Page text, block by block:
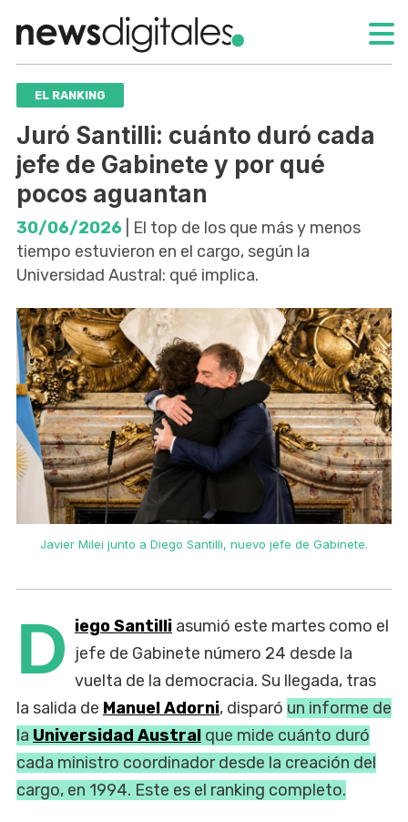
EL RANKING
Juró Santilli: cuánto duró cada
jefe de Gabinete y por qué
pocos aguantan
30/06/2026 | El top de los que más y menos
tiempo estuvieron en el cargo, según la
Universidad Austral: qué implica.
Javier Milei junto a Diego Santilli, nuevo jefe de Gabinete.
D iego Santilli asumió este martes como el
jefe de Gabinete número 24 desde la
vuelta de la democracia. Su llegada, tras
la salida de Manuel Adorni, disparó un informe de
la Universidad Austral que mide cuánto duró
cada ministro coordinador desde la creación del
cargo, en 1994. Este es el ranking completo.